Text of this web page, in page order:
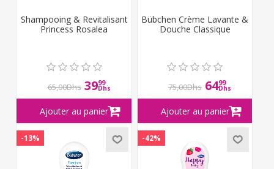
Shampooing & Revitalisant
Princess Rosalea
65,00Dhs 3999
Dhs
Bübchen Crème Lavante &
Douche Classique
75,00Dhs 6499
Dhs
-13% -42%